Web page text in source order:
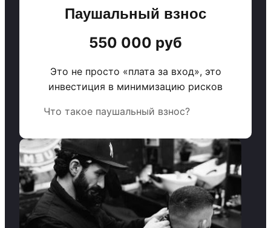
Паушальный взнос
550 000 руб
Это не просто «плата за вход», это
инвестиция в минимизацию рисков
Что такое паушальный взнос?